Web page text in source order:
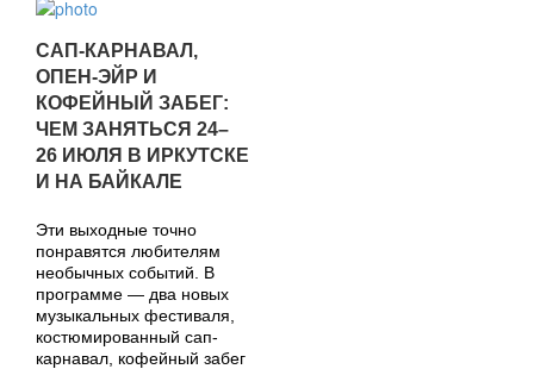
САП-КАРНАВАЛ,
ОПЕН-ЭЙР И
КОФЕЙНЫЙ ЗАБЕГ:
ЧЕМ ЗАНЯТЬСЯ 24–
26 ИЮЛЯ В ИРКУТСКЕ
И НА БАЙКАЛЕ
Эти выходные точно
понравятся любителям
необычных событий. В
программе — два новых
музыкальных фестиваля,
костюмированный сап-
карнавал, кофейный забег